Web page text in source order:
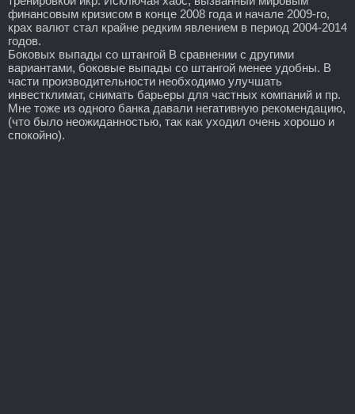
финансовым кризисом в конце 2008 года и начале 2009-го,
крах валют стал крайне редким явлением в период 2004-2014
годов.
Боковых выпады со штангой В сравнении с другими
вариантами, боковые выпады со штангой менее удобны. В
части производительности необходимо улучшать
инвестклимат, снимать барьеры для частных компаний и пр.
Мне тоже из одного банка давали негативную рекомендацию,
(что было неожиданностью, так как уходил очень хорошо и
спокойно).